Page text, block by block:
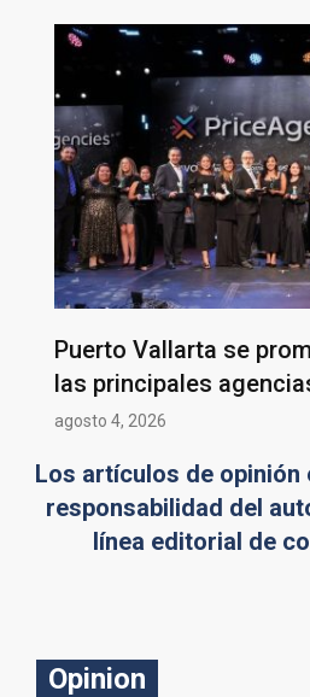
Puerto Vallarta se
las principales
agosto 4, 2026
Los artículos de opinión
responsabilidad del
línea editorial de
Opinion